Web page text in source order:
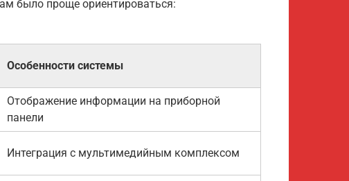
было проще ориентироваться:
Особенности системы
Отображение информации на приборной
панели
Интеграция с мультимедийным комплексом